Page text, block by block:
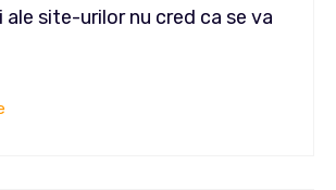
ale site-urilor nu cred ca se va